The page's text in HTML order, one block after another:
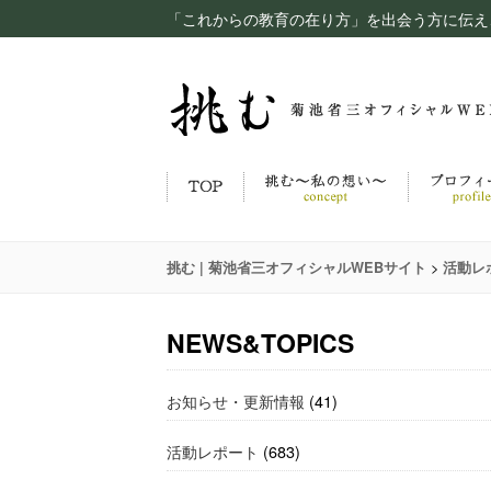
「これからの教育の在り方」を出会う方に伝
挑む | 菊池省三オフィシャルWEBサイト > 活動レ
NEWS&TOPICS
お知らせ・更新情報 (41)
活動レポート (683)